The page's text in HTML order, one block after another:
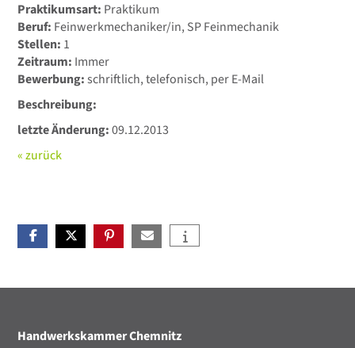
Praktikumsart: Praktikum
Beruf: Feinwerkmechaniker/in, SP Feinmechanik
Stellen: 1
Zeitraum: Immer
Bewerbung:schriftlich, telefonisch, per E-Mail
Beschreibung:
letzte Änderung:09.12.2013
« zurück
Handwerkskammer Chemnitz